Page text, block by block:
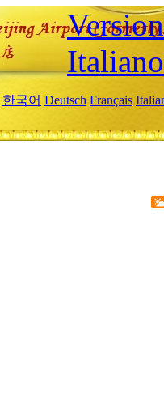
Italiano
한국어 Deutsch Français